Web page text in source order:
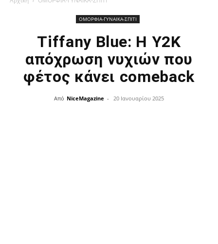
ΟΜΟΡΦΙΑ-ΓΥΝΑΙΚΑ-ΣΠΙΤΙ
Tiffany Blue: Η Y2K
απόχρωση νυχιών που
φέτος κάνει comeback
Από NiceMagazine - 20 Ιανουαρίου 2025